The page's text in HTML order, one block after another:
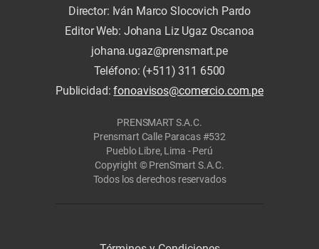
Director: Iván Marco Slocovich Pardo
Editor Web: Johana Liz Ugaz Oscanoa
johana.ugaz@prensmart.pe
Teléfono: (+511) 311 6500
Publicidad:fonoavisos@comercio.com.pe
PRENSMART S.A.C.
Prensmart Calle Paracas #532
Pueblo Libre, Lima - Perú
Copyright © PrenSmart S.A.C.
Todos los derechos reservados